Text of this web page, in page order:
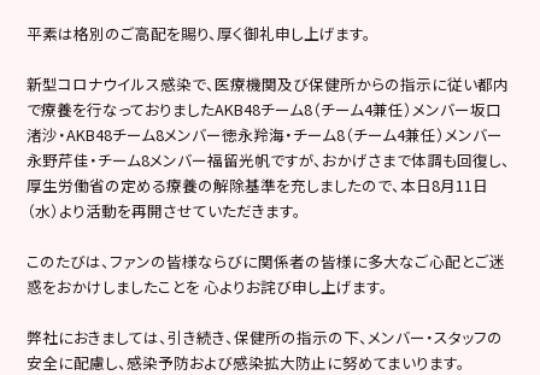
平素は格別のご高配を賜り、厚く御礼申し上げます。
新型コロナウイルス感染で、医療機関及び保健所からの指示に従い都内
で療養を行なっておりましたAKB48チーム8（チーム4兼任）メンバー坂口
渚沙・AKB48チーム8メンバー徳永羚海・チーム8（チーム4兼任）メンバー
永野芹佳・チーム8メンバー福留光帆ですが、おかげさまで体調も回復し、
厚生労働省の定める療養の解除基準を充しましたので、本日8月11日
（水）より活動を再開させていただきます。
このたびは、ファンの皆様ならびに関係者の皆様に多大なご心配とご迷
惑をおかけしましたことを 心よりお詫び申し上げます。
弊社におきましては、引き続き、保健所の指示の下、メンバー・スタッフの
安全に配慮し、感染予防および感染拡大防止に努めてまいります。